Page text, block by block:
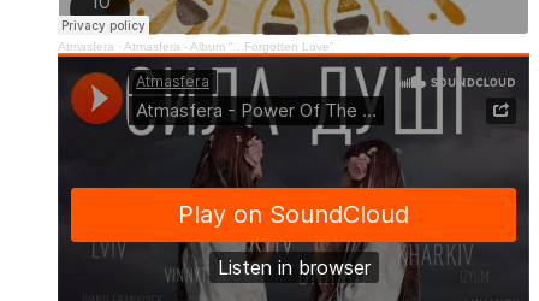
Atmasfera · Atmasfera - Album "...Forgotten Love"